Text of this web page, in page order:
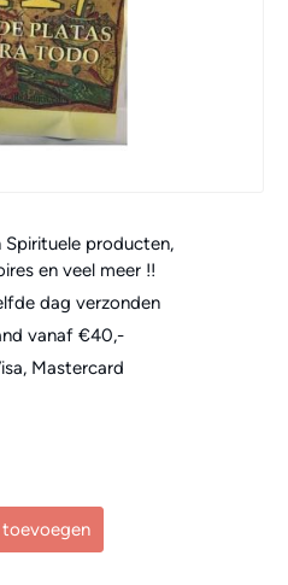
producten,
en veel meer !!
dag verzonden
vanaf €40,-
Mastercard